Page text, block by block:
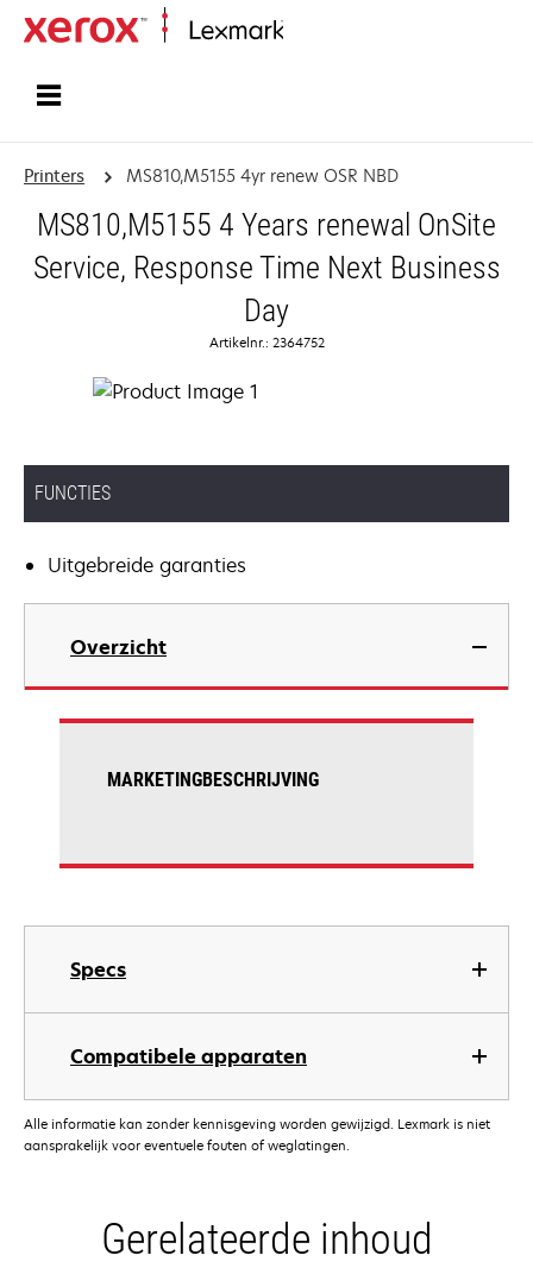
Printers MS810,M5155 4yr renew OSR NBD
MS810,M5155 4 Years renewal OnSite
Service, Response Time Next Business
Day
Artikelnr.: 2364752
FUNCTIES
Uitgebreide garanties
Overzicht
Specs
Compatibele apparaten
MARKETINGBESCHRIJVING
Alle informatie kan zonder kennisgeving worden gewijzigd. Lexmark is niet
aansprakelijk voor eventuele fouten of weglatingen.
Gerelateerde inhoud